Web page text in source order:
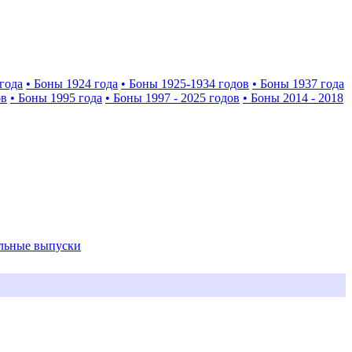
• Боны 1924 года • Боны 1925-1934 годов • Боны 1937 года
• Боны 1995 года • Боны 1997 - 2025 годов • Боны 2014 - 2018
выпуски